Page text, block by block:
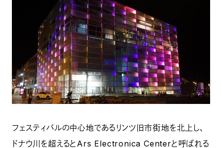
フェスティバルの中心地であるリンツ旧市街地を北上し、
ドナウ川を超えるとArs Electronica Centerと呼ばれる